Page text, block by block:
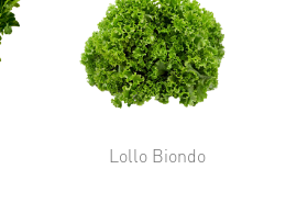
Lollo Biondo